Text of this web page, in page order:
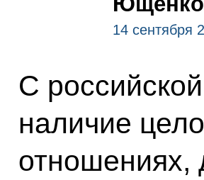
14 сентября
С
наличие
отношениях,